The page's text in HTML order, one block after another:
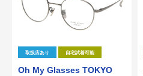
取扱店あり 自宅試着可能
Oh My Glasses TOKYO